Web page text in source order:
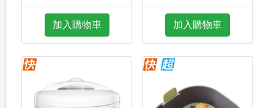
加入購物車 加入購物車